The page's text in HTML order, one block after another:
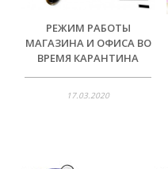
РЕЖИМ РАБОТЫ
МАГАЗИНА И ОФИСА ВО
ВРЕМЯ КАРАНТИНА
17.03.2020